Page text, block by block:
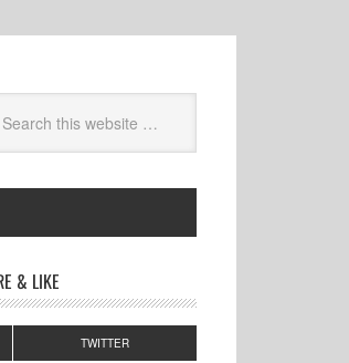
& LIKE
TWITTER